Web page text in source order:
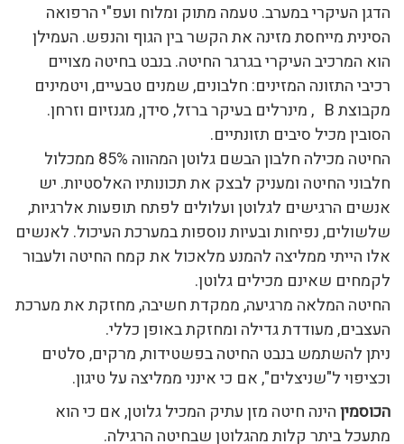
הדגן העיקרי במערב. טעמה מתוק ומלוח ועפ"י הרפואה
הסינית מייחסת מזינה את הקשר בין הגוף והנפש. העמילן
הוא המרכיב העיקרי בגרגר החיטה. בנבט בחיטה מצויים
רכיבי התזונה המזינים: חלבונים, שמנים טבעיים, ויטמינים
מקבוצת B , מינרלים בעיקר ברזל, סידן, מגנזיום וזרחן.
הסובין מכיל סיבים תזונתיים.
החיטה מכילה חלבון הבשם גלוטן המהווה 85% ממכלול
חלבוני החיטה ומעניק לבצק את תכונותיו האלסטיות. יש
אנשים הרגישים לגלוטן ועלולים לפתח תופעות אלרגיות,
שלשולים, נפיחות ובעיות נוספות במערכת העיכול. לאנשים
אלו הייתי ממליצה להמנע מלאכול את קמח החיטה ולעבור
לקמחים שאינם מכילים גלוטן.
החיטה המלאה מרגיעה, ממקדת חשיבה, מחזקת את מערכת
העצבים, מעודדת גדילה ומחזקת באופן כללי.
ניתן להשתמש בנבט החיטה בפשטידות, מרקים, סלטים
וכציפוי ל"שניצלים", אם כי אינני ממליצה על טיגון.
הכוסמיןהינה חיטה מזן עתיק המכיל גלוטן, אם כי הוא
מתעכל ביתר קלות מהגלוטן שבחיטה הרגילה.